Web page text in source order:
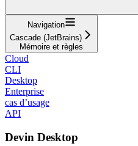
Navigation
Cascade (JetBrains)
Mémoire et règles
Cloud
CLI
Desktop
Enterprise
cas d’usage
API
Devin Desktop